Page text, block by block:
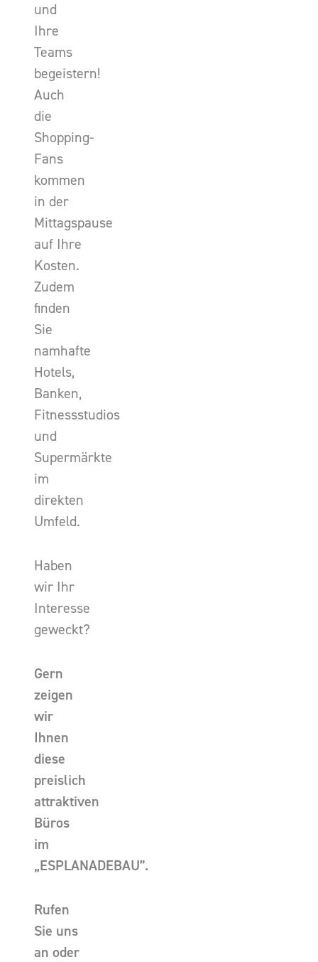
und
Ihre
Teams
begeistern!
Auch
die
Shopping-
Fans
kommen
in der
Mittagspause
auf Ihre
Kosten.
Zudem
finden
Sie
namhafte
Hotels,
Banken,
Fitnessstudios
und
Supermärkte
im
direkten
Umfeld.
Haben
wir Ihr
Interesse
geweckt?
Gern
zeigen
wir
Ihnen
diese
preislich
attraktiven
Büros
im
„ESPLANADEBAU”.
Rufen
Sie uns
an oder